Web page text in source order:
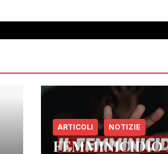
ARTICOLI NOTIZIE
FEMMINICIDIO